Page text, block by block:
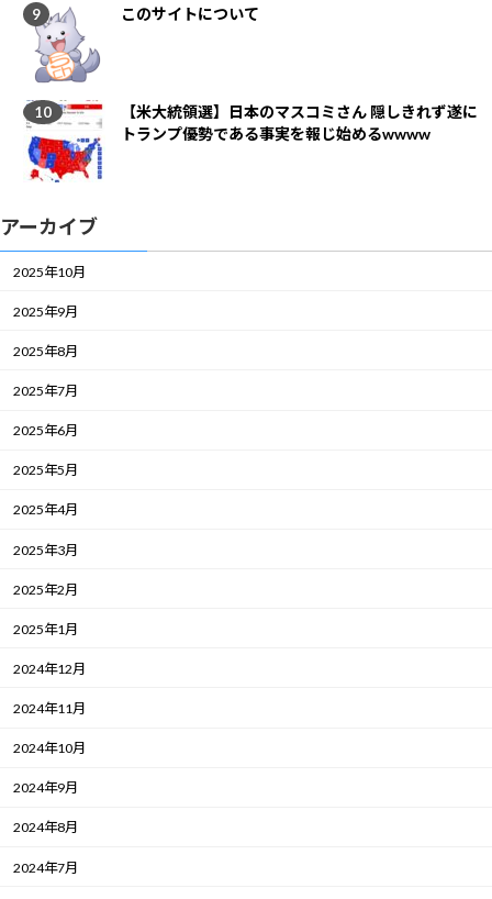
このサイトについて
【米大統領選】日本のマスコミさん 隠しきれず遂に
トランプ優勢である事実を報じ始めるwwww
アーカイブ
2025年10月
2025年9月
2025年8月
2025年7月
2025年6月
2025年5月
2025年4月
2025年3月
2025年2月
2025年1月
2024年12月
2024年11月
2024年10月
2024年9月
2024年8月
2024年7月